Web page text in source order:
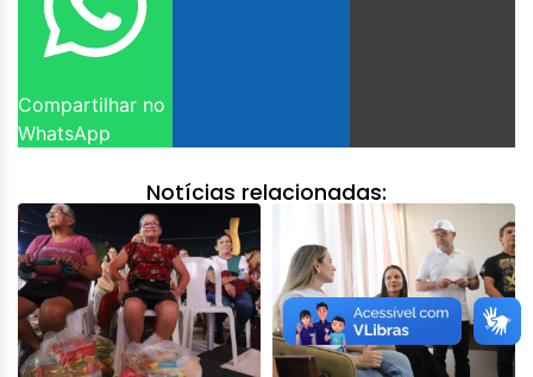
Compartilhar no
WhatsApp
Notícias relacionadas: